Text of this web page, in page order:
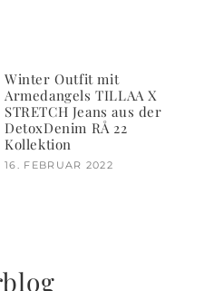
Winter Outfit mit
Armedangels TILLAA X
STRETCH Jeans aus der
DetoxDenim RÅ 22
Kollektion
16. FEBRUAR 2022